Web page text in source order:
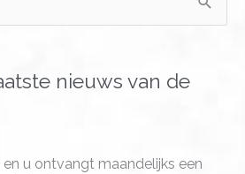
nieuws van de
u ontvangt maandelijks een